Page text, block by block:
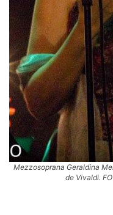
Mezzosoprana Geraldina
de Vivaldi.